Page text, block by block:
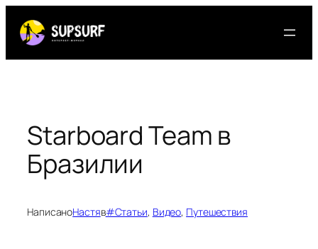
содержимому
Starboard Team в
Бразилии
НаписаноНастяв#Статьи, Видео, Путешествия